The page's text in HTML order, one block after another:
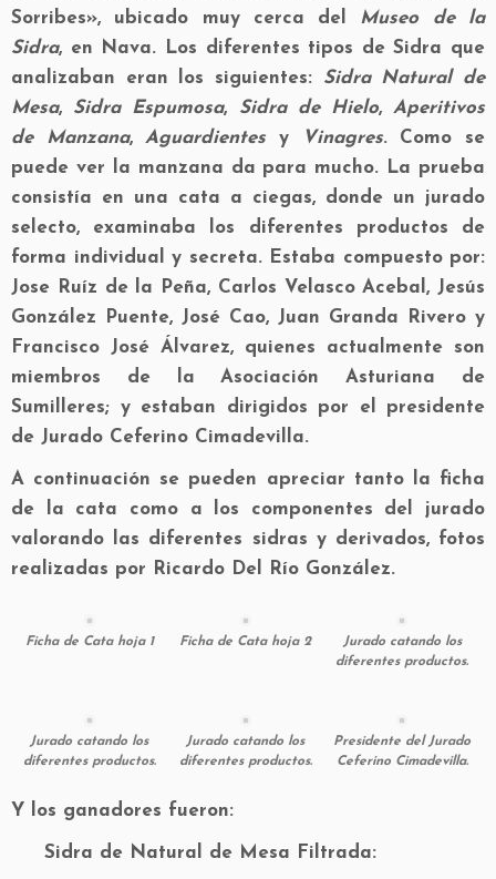
Sorribes», ubicado muy cerca del Museo de la
Sidra, en Nava. Los diferentes tipos de Sidra que
analizaban eran los siguientes: Sidra Natural de
Mesa, Sidra Espumosa, Sidra de Hielo,Aperitivos
de Manzana,Aguardientesy Vinagres. Como se
puede ver la manzana da para mucho. La prueba
consistía en una cata a ciegas, donde un jurado
selecto, examinaba los diferentes productos de
forma individual y secreta. Estaba compuesto por:
Jose Ruíz de la Peña, Carlos Velasco Acebal, Jesús
González Puente, José Cao, Juan Granda Rivero y
Francisco José Álvarez, quienes actualmente son
miembros de la Asociación Asturiana de
Sumilleres; y estaban dirigidos por el presidente
de Jurado Ceferino Cimadevilla.
A continuación se pueden apreciar tanto la ficha
de la cata como a los componentes del jurado
valorando las diferentes sidras y derivados, fotos
realizadas por Ricardo Del Río González.
Ficha de Cata hoja 1 Ficha de Cata hoja 2
Jurado catando los
diferentes productos.
Jurado catando los
diferentes productos.
Jurado catando los
diferentes productos.
Presidente del Jurado
Ceferino Cimadevilla.
Y los ganadores fueron:
Sidra de Natural de Mesa Filtrada: